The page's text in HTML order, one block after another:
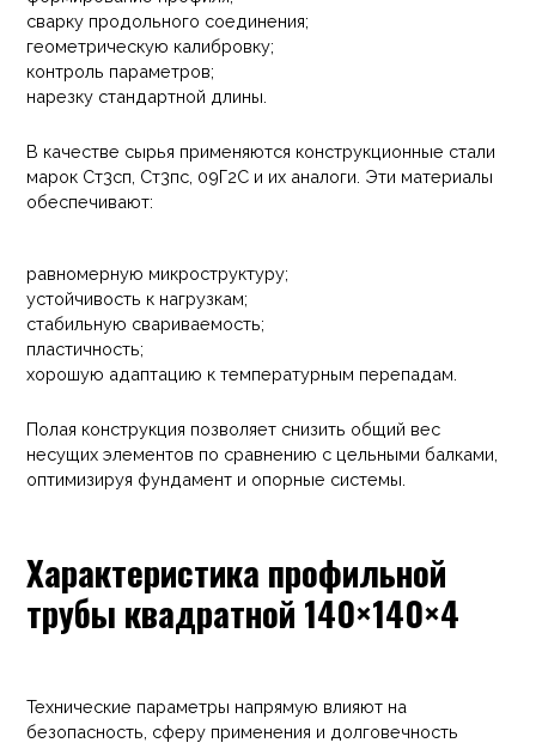
сварку продольного соединения;
геометрическую калибровку;
контроль параметров;
нарезку стандартной длины.
В качестве сырья применяются конструкционные стали
марок Ст3сп, Ст3пс, 09Г2С и их аналоги. Эти материалы
обеспечивают:
равномерную микроструктуру;
устойчивость к нагрузкам;
стабильную свариваемость;
пластичность;
хорошую адаптацию к температурным перепадам.
Полая конструкция позволяет снизить общий вес
несущих элементов по сравнению с цельными балками,
оптимизируя фундамент и опорные системы.
Характеристика профильной
трубы квадратной 140×140×4
Технические параметры напрямую влияют на
безопасность, сферу применения и долговечность